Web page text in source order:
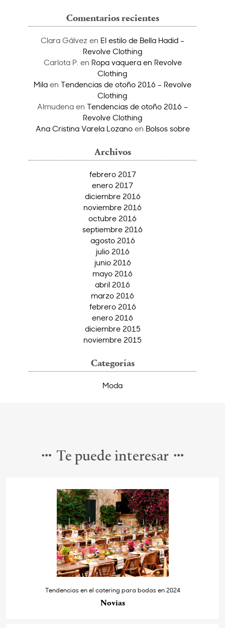
Comentarios recientes
Clara Gálvez en El estilo de Bella Hadid –
Revolve Clothing
Carlota P. en Ropa vaquera en Revolve
Clothing
Mila en Tendencias de otoño 2016 – Revolve
Clothing
Almudena en Tendencias de otoño 2016 –
Revolve Clothing
Ana Cristina Varela Lozanoen Bolsos sobre
Archivos
febrero 2017
enero 2017
diciembre 2016
noviembre 2016
octubre 2016
septiembre 2016
agosto 2016
julio 2016
junio 2016
mayo 2016
abril 2016
marzo 2016
febrero 2016
enero 2016
diciembre 2015
noviembre 2015
Categorías
Moda
Te puede interesar
Tendencias en el catering para bodas en 2024
Novias